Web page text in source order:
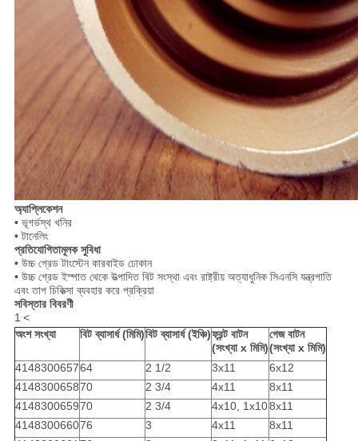
অ্যাপ্লিকেশন
• ভূগর্ভস্থ খনির
• টানেলিং
প্রতিযোগিতামূলক সুবিধা
• উচ্চ গ্রেড টাংস্টেন কারবাইড ঢোকান
• উচ্চ গ্রেড ইস্পাত থেকে উত্পাদিত বিট সংস্থা এবং রাষ্ট্রীয় অত্যাধুনিক সিএনসি যন্ত্রপাতি
এবং তাপ চিকিত্সা ব্যবহার করে প্রক্রিয়া
সবিস্তার বিবরণী
1 <
অংশ সংখ্যা
বিট ব্যাসার্ধ (মিমি)বিট ব্যাসার্ধ (ইঞ্চি)ফ্রন্ট বাটন
(সংখ্যা x মিমি)
গেজ বাটন
(সংখ্যা x মিমি)
414830065764 2 1/2 3x11
6x12
414830065870 2 3/4 4x11
8x11
414830065970 2 3/4 4x10, 1x108x11
414830066076 3 4x11
8x11